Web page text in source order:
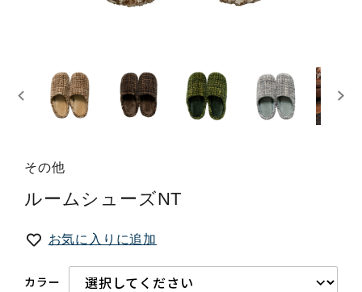
その他
ルームシューズNT
お気に入りに追加
カラー